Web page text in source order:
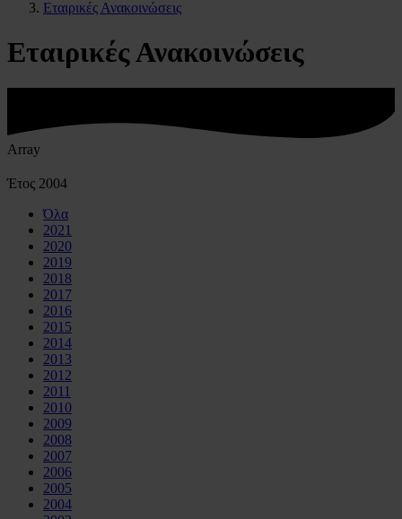
Εταιρικές Ανακοινώσεις
Εταιρικές Ανακοινώσεις
Array
Έτος 2004
Όλα
2021
2020
2019
2018
2017
2016
2015
2014
2013
2012
2011
2010
2009
2008
2007
2006
2005
2004